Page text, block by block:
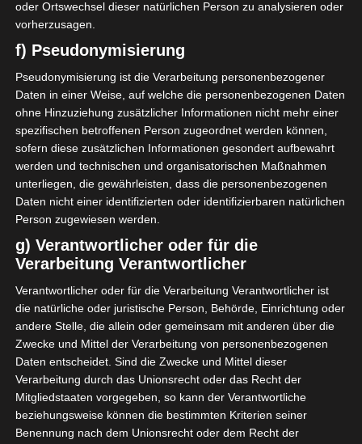
Soliman trennten sich 2:2 Unentschieden. Olympique
Béjà blieb zuhause mit 3:1 gegen ES Metlaoui
siegreich. Die drei noch ausstehenden Spiele des 6.
12. November statt.
Samstag, der 5. November 2022:Bei den ersten
beiden Begegnungen des 6. Spieltages der Ligue 1
Pro Tunesien innerhalb der Gruppe A wurden sechs
Tore erzielt. ES Tunis gewann zuhause gegen US
Tataouine mit 3:0, ebenso wie ESS aus Sousse gegen
Chebba aus dem Gouvernorat Mahdia.
Gruppe A
SPIELTAG 6
5 Nov. 2022 -14:30
Espérance Sportive de
Tunis (EST)
3 0
Union Sportive de
Tataouine (UST)
Stade Olympique d’El Menzah Tunis
5 Nov. 2022 -14:30
oder Ortswechsel dieser natürlichen Person zu analysieren oder
vorherzusagen.
f) Pseudonymisierung
Pseudonymisierung ist die Verarbeitung personenbezogener
Daten in einer Weise, auf welche die personenbezogenen Daten
ohne Hinzuziehung zusätzlicher Informationen nicht mehr einer
spezifischen betroffenen Person zugeordnet werden können,
sofern diese zusätzlichen Informationen gesondert aufbewahrt
werden und technischen und organisatorischen Maßnahmen
unterliegen, die gewährleisten, dass die personenbezogenen
Daten nicht einer identifizierten oder identifizierbaren natürlichen
Person zugewiesen werden.
g) Verantwortlicher oder für die
Verarbeitung Verantwortlicher
Verantwortlicher oder für die Verarbeitung Verantwortlicher ist
die natürliche oder juristische Person, Behörde, Einrichtung oder
andere Stelle, die allein oder gemeinsam mit anderen über die
Zwecke und Mittel der Verarbeitung von personenbezogenen
Daten entscheidet. Sind die Zwecke und Mittel dieser
Verarbeitung durch das Unionsrecht oder das Recht der
Mitgliedstaaten vorgegeben, so kann der Verantwortliche
beziehungsweise können die bestimmten Kriterien seiner
Benennung nach dem Unionsrecht oder dem Recht der